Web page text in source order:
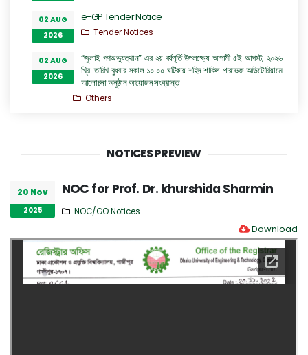
02 AUG
2026
e-GP Tender Notice
Tender Notices
02 AUG
2026
“জুলাই গণঅভ্যুত্থান” এর ২য় বর্ষপূর্তি উপলক্ষ্যে আগামী ৫ই আগস্ট, ২০২৬
খ্রি. তারিখ বুধবার সকাল ১০:০০ ঘটিকায় শহিদ শাকিল পারভেজ অডিটোরিয়ামে
আলোচনা অনুষ্ঠান আয়োজন সংক্রান্ত
Others
29 JUL
জুলাই গণঅভ্যুত্থান দিবস ২০২৬ উদযাপন সংক্রান্ত
28 JUL
2026
সিনিয়র অফিস এ্যসিসটেন্ট কাম কম্পিউটার অপারেটর (কনভার্টিবল) পদে
অভ্যন্তরীণ নিয়োগ বিজ্ঞপ্তি
Career Notices
NOTICES PREVIEW
20 Nov
2025
NOC for Prof. Dr. khurshida Sharmin
NOC/GO Notices
Download